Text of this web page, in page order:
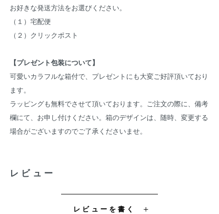
お好きな発送方法をお選びください。
（１）宅配便
（２）クリックポスト
【プレゼント包装について】
可愛いカラフルな箱付で、プレゼントにも大変ご好評頂いており
ます。
ラッピングも無料でさせて頂いております。ご注文の際に、備考
欄にて、お申し付けください。箱のデザインは、随時、変更する
場合がございますのでご了承くださいませ。
レビュー
レビューを書く